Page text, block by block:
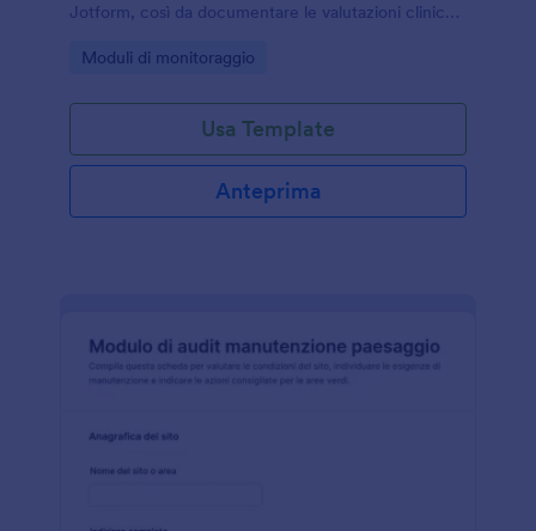
Jotform, così da documentare le valutazioni cliniche
Go to Category:
Moduli di monitoraggio
Usa Template
Anteprima